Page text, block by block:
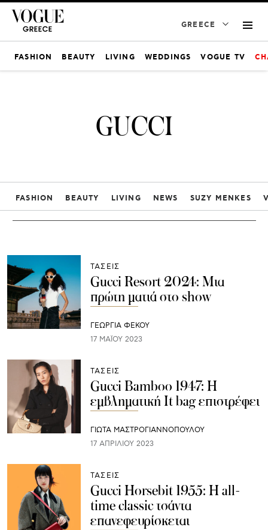
GREECE
FASHION BEAUTY LIVING WEDDINGS VOGUE TV
GUCCI
FASHION BEAUTY LIVING NEWS SUZY MENKES
ΤΑΣΕΙΣ
Gucci Resort 2024: Μια
πρώτη ματιά στο show
ΓΕΩΡΓΙΑ ΦΕΚΟΥ
17 ΜΑΪ́ΟΥ 2023
ΤΑΣΕΙΣ
Gucci Bamboo 1947: Η
εμβληματική It bag επιστρέφει
ΓΙΩΤΑ ΜΑΣΤΡΟΓΙΑΝΝΟΠΟΥΛΟΥ
17 ΑΠΡΙΛΊΟΥ 2023
ΤΑΣΕΙΣ
Gucci Horsebit 1955: Η all-
time classic τσάντα
επανεφευρίσκεται